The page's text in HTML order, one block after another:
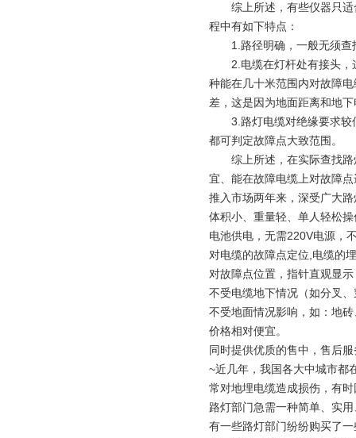
综上所述，有些仪器只适
程中有如下特点：
1.路径明确，一般无须查
2.电缆在灯杆处有接头，
种能在几十米范围内对故障
差，这是因为地面距离和地
3.路灯电缆对绝缘要求较
都可判定故障点大致范围。
综上所述，在实际查找路
宜、能在故障电缆上对故障
推入市场两年来，深受广大
体积小、重量轻、单人轻松操
电池供电，无需220V电源，
对电缆的故障点定位,电缆的
对故障点位置，指针直观显
不受电缆地下情况（如分叉
不受地面情况影响，如：地
价格相对便宜。
同时提供优质的售中，售后
~近几年，我国各大中城市都
常对地埋电缆造成损伤，有
路灯部门急需一种简单、实
有一些路灯部门纷纷购买了